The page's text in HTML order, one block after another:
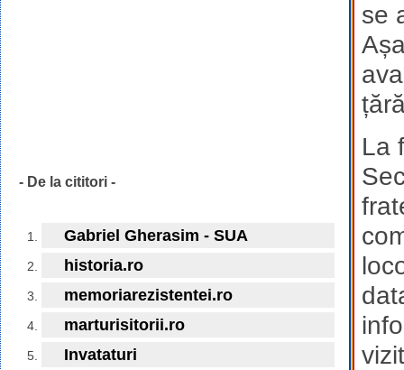
se
La
- De la cititori -
Gabriel Gherasim - SUA
historia.ro
memoriarezistentei.ro
marturisitorii.ro
Invataturi